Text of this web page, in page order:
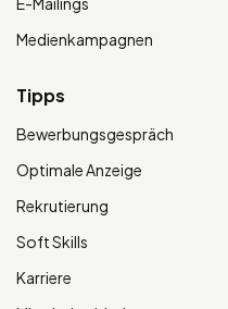
Medienkampagnen
Tipps
Bewerbungsgespräch
Optimale Anzeige
Rekrutierung
Soft Skills
Karriere